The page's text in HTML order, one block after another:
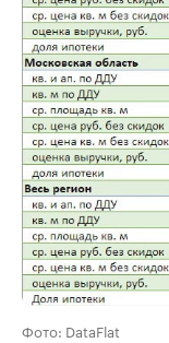
Фото: DataFlat